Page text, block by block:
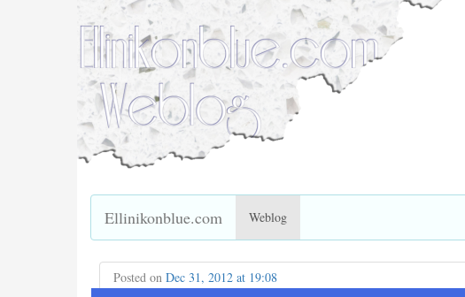
Ellinikonblue.com Weblog
Posted on Dec 31, 2012 at 19:08